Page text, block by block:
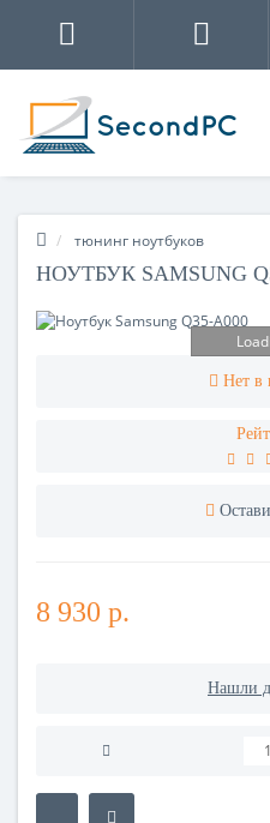
тюнинг ноутбуков
НОУТБУК SAMSUNG
Нет в
8 930 р.
Нашли